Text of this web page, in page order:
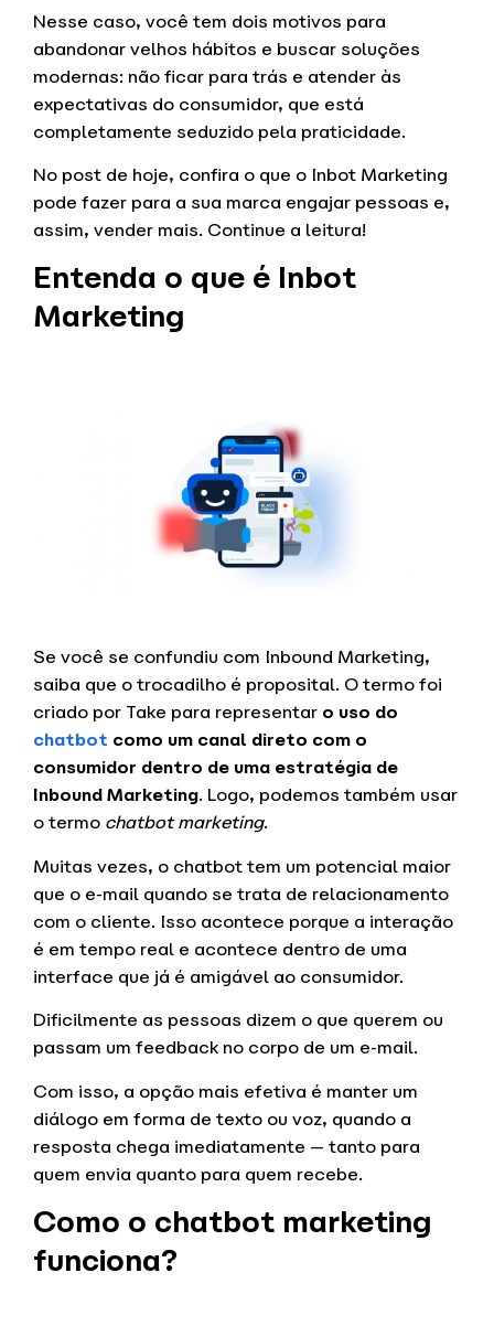
Nesse caso, você tem dois motivos para
abandonar velhos hábitos e buscar soluções
modernas: não ficar para trás e atender às
expectativas do consumidor, que está
completamente seduzido pela praticidade.
No post de hoje, confira o que o Inbot Marketing
pode fazer para a sua marca engajar pessoas e,
assim, vender mais. Continue a leitura!
Entenda o que é Inbot
Marketing
Se você se confundiu com Inbound Marketing,
saiba que o trocadilho é proposital. O termo foi
criado por Take para representar o uso do
chatbot como um canal direto com o
consumidor dentro de uma estratégia de
Inbound Marketing. Logo, podemos também usar
o termo chatbot marketing.
Muitas vezes, o chatbot tem um potencial maior
que o e-mail quando se trata de relacionamento
com o cliente. Isso acontece porque a interação
é em tempo real e acontece dentro de uma
interface que já é amigável ao consumidor.
Dificilmente as pessoas dizem o que querem ou
passam um feedback no corpo de um e-mail.
Com isso, a opção mais efetiva é manter um
diálogo em forma de texto ou voz, quando a
resposta chega imediatamente — tanto para
quem envia quanto para quem recebe.
Como o chatbot marketing
funciona?